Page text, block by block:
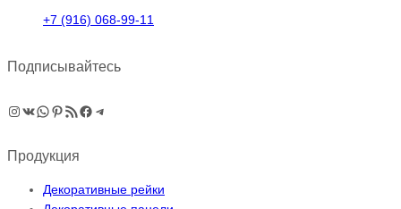
+7 (916) 068-99-11
Подписывайтесь
Instagram
ВКонтакте
WhatsApp
Pinterest
RSS-рассылка
Facebook
Telegram
Продукция
Декоративные рейки